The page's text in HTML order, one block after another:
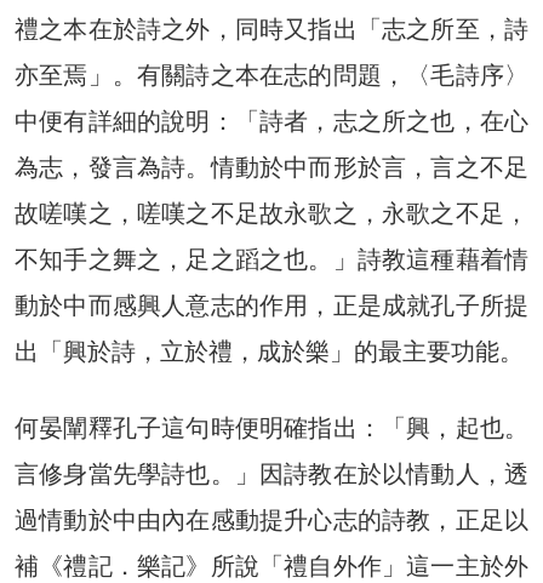
禮之本在於詩之外，同時又指出「志之所至，詩
亦至焉」。有關詩之本在志的問題，〈毛詩序〉
中便有詳細的說明：「詩者，志之所之也，在心
為志，發言為詩。情動於中而形於言，言之不足
故嗟嘆之，嗟嘆之不足故永歌之，永歌之不足，
不知手之舞之，足之蹈之也。」詩教這種藉着情
動於中而感興人意志的作用，正是成就孔子所提
出「興於詩，立於禮，成於樂」的最主要功能。
何晏闡釋孔子這句時便明確指出：「興，起也。
言修身當先學詩也。」因詩教在於以情動人，透
過情動於中由內在感動提升心志的詩教，正足以
補《禮記．樂記》所說「禮自外作」這一主於外